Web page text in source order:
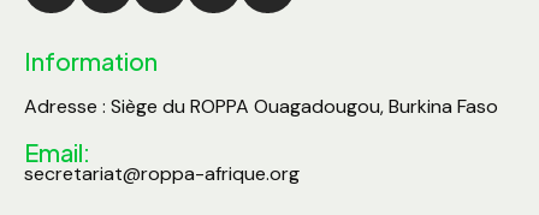
Information
Adresse : Siège du ROPPA Ouagadougou, Burkina Faso
Email:
secretariat@roppa-afrique.org